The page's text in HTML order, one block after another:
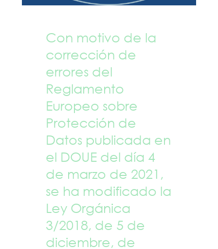
Con motivo de la
corrección de
errores del
Reglamento
Europeo sobre
Protección de
Datos publicada en
el DOUE del día 4
de marzo de 2021,
se ha modificado la
Ley Orgánica
3/2018, de 5 de
diciembre, de